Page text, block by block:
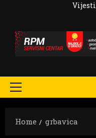
Primary
Home
grbavica